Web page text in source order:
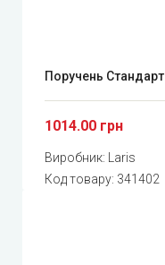
Поручень Стандарт
1014.00 грн
Виробник:
Laris
Код товару: 341402